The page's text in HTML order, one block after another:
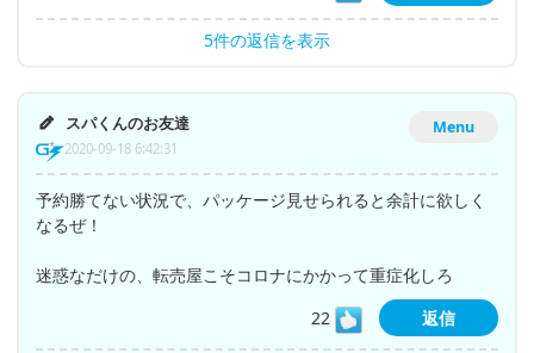
5件の返信を表示
Menu
スパくんのお友達
2020-09-18 6:42:31
予約勝てない状況で、パッケージ見せられると余計に欲しく
なるぜ！
迷惑なだけの、転売屋こそコロナにかかって重症化しろ
22
返信